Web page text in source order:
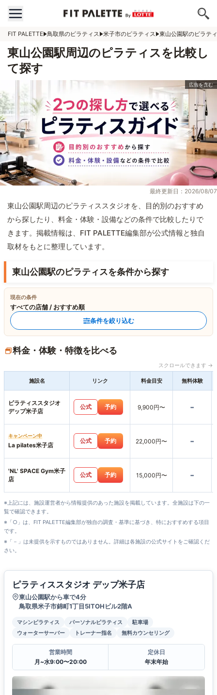
FIT PALETTE 鳥取県のピラティス 米子市のピラティス 東山公園駅のピラテ
東山公園駅周辺のピラティスを比較し
て探す
最終更新日：2026/08/07
東山公園駅周辺のピラティススタジオを、目的別のおすすめ
から探したり、料金・体験・設備などの条件で比較したりで
きます。掲載情報は、FIT PALETTE編集部が公式情報と独自
取材をもとに整理しています。
東山公園駅のピラティスを条件から探す
現在の条件
すべての店舗 / おすすめ順
条件を絞り込む
料金・体験・特徴を比べる
スクロールできます →
施設名 リンク 料金目安 無料体験
ピラティススタジオ
デップ米子店
公式 予約 9,900円〜 -
キャンペーン中
La pilates米子店
公式 予約 22,000円〜 -
'NL' SPACE Gym米子
店
公式 予約 15,000円〜 -
※上記には、施設運営者から情報提供のあった施設を掲載しています。全施設は下の一
覧で確認できます。
※「○」は、FIT PALETTE編集部が独自の調査・基準に基づき、特におすすめする項目
です。
※「－」は未提供を示すものではありません。詳細は各施設の公式サイトをご確認くだ
さい。
ピラティススタジオ デップ米子店
東山公園駅から車で4分
鳥取県米子市錦町1丁目5ITOHビル2階A
マシンピラティス パーソナルピラティス
駐車場
ウォーターサーバー
トレーナー指名 無料カウンセリング
営業時間
月~水9:00〜20:00
定休日
年末年始